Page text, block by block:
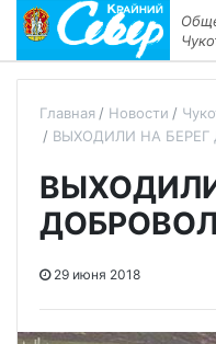
Главная Новости
ВЫХОДИЛИ НА
29 июня 2018